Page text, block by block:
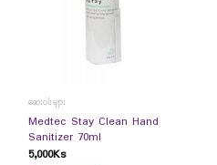
ဆေးဝါးများ
Medtec Stay Clean Hand
Sanitizer 70ml
5,000Ks